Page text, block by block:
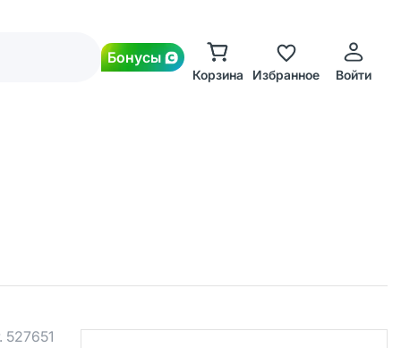
Бонусы
Корзина Избранное Войти
527651